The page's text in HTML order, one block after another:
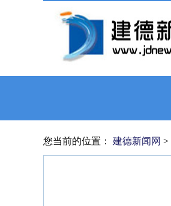
您当前的位置： 建德新闻网 >